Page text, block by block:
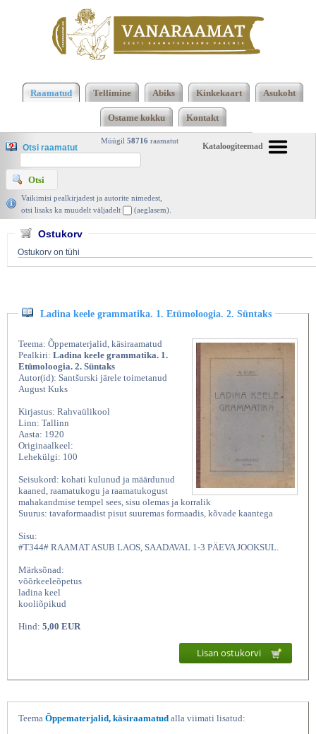
grammatika. 1. Etümoloogia. 2. Süntaks,
Rahvaülikool 1920 | vanaraamat. ee
Raamatud Tellimine Abiks Kinkekaart Asukoht
Ostame kokku Kontakt
Kataloogiteemad
Müügil 58716 raamatut
Otsi raamatut
Vaikimisi pealkirjadest ja autorite nimedest,
otsi lisaks ka muudelt väljadelt
(aeglasem).
Ostukorv
Ostukorv on tühi
Ladina keele grammatika. 1. Etümoloogia. 2. Süntaks
Teema: Õppematerjalid, käsiraamatud
Pealkiri: Ladina keele grammatika. 1.
Etümoloogia. 2. Süntaks
Autor(id): Santšurski järele toimetanud
August Kuks
Kirjastus: Rahvaülikool
Linn: Tallinn
Aasta: 1920
Originaalkeel:
Lehekülgi: 100
Seisukord: kohati kulunud ja määrdunud
kaaned, raamatukogu ja raamatukogust
mahakandmise tempel sees, sisu olemas ja korralik
Suurus: tavaformaadist pisut suuremas formaadis, kõvade kaantega
Sisu:
#T344# RAAMAT ASUB LAOS, SAADAVAL 1-3 PÄEVA JOOKSUL.
Märksõnad:
võõrkeeleõpetus
ladina keel
kooliõpikud
Hind: 5,00 EUR
Lisan ostukorvi
Teema Õppematerjalid, käsiraamatud alla viimati lisatud: